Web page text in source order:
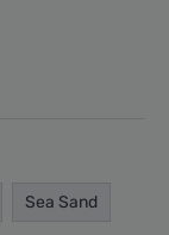
Sea Sand